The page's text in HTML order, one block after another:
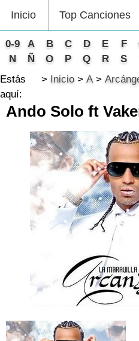
Inicio Top Canciones
0-9 A B C D E F
N
Ñ O P Q R S
Estás
aquí:
Inicio A
Ando Solo ft